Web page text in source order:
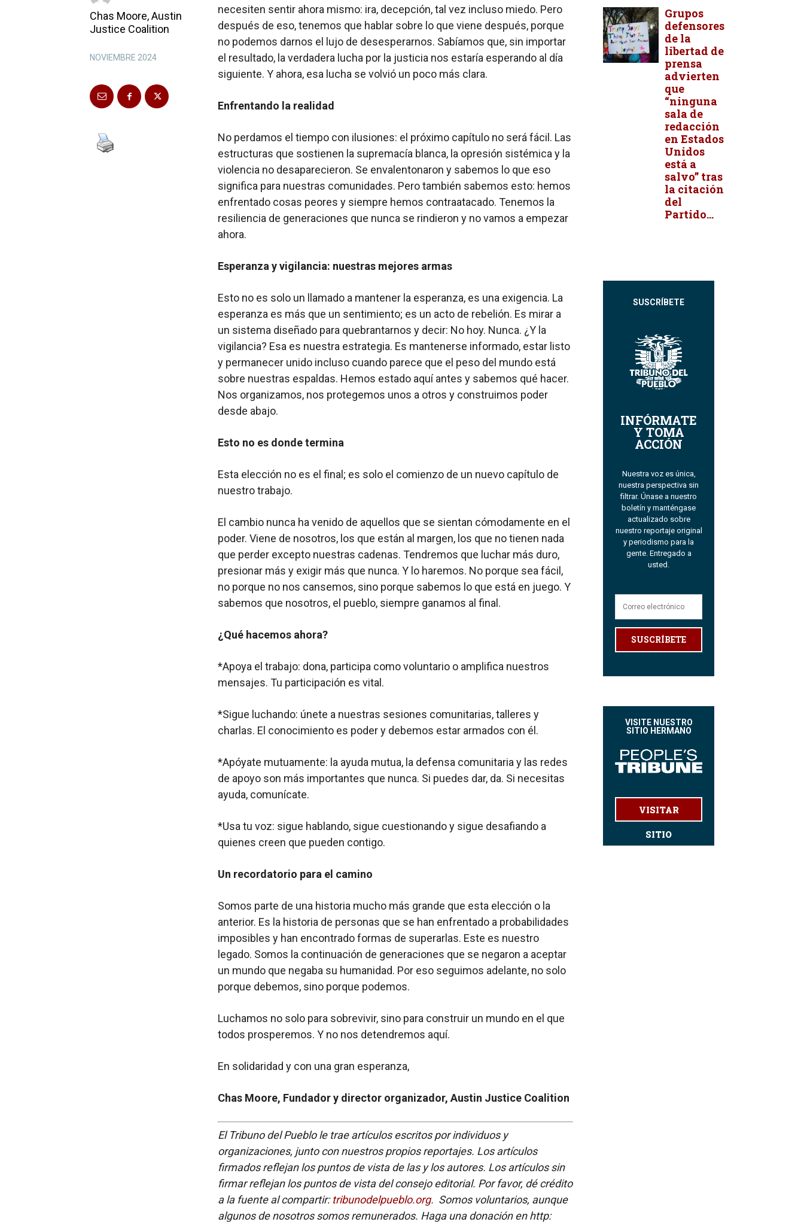
Chas Moore, Austin
Justice Coalition
NOVIEMBRE 2024
necesiten sentir ahora mismo: ira, decepción, tal vez incluso miedo. Pero
después de eso, tenemos que hablar sobre lo que viene después, porque
no podemos darnos el lujo de desesperarnos. Sabíamos que, sin importar
el resultado, la verdadera lucha por la justicia nos estaría esperando al día
siguiente. Y ahora, esa lucha se volvió un poco más clara.
Enfrentando la realidad
No perdamos el tiempo con ilusiones: el próximo capítulo no será fácil. Las
estructuras que sostienen la supremacía blanca, la opresión sistémica y la
violencia no desaparecieron. Se envalentonaron y sabemos lo que eso
significa para nuestras comunidades. Pero también sabemos esto: hemos
enfrentado cosas peores y siempre hemos contraatacado. Tenemos la
resiliencia de generaciones que nunca se rindieron y no vamos a empezar
ahora.
Esperanza y vigilancia: nuestras mejores armas
Esto no es solo un llamado a mantener la esperanza, es una exigencia. La
esperanza es más que un sentimiento; es un acto de rebelión. Es mirar a
un sistema diseñado para quebrantarnos y decir: No hoy. Nunca. ¿Y la
vigilancia? Esa es nuestra estrategia. Es mantenerse informado, estar listo
y permanecer unido incluso cuando parece que el peso del mundo está
sobre nuestras espaldas. Hemos estado aquí antes y sabemos qué hacer.
Nos organizamos, nos protegemos unos a otros y construimos poder
desde abajo.
Esto no es donde termina
Esta elección no es el final; es solo el comienzo de un nuevo capítulo de
nuestro trabajo.
El cambio nunca ha venido de aquellos que se sientan cómodamente en el
poder. Viene de nosotros, los que están al margen, los que no tienen nada
que perder excepto nuestras cadenas. Tendremos que luchar más duro,
presionar más y exigir más que nunca. Y lo haremos. No porque sea fácil,
no porque no nos cansemos, sino porque sabemos lo que está en juego. Y
sabemos que nosotros, el pueblo, siempre ganamos al final.
¿Qué hacemos ahora?
*Apoya el trabajo: dona, participa como voluntario o amplifica nuestros
mensajes. Tu participación es vital.
*Sigue luchando: únete a nuestras sesiones comunitarias, talleres y
charlas. El conocimiento es poder y debemos estar armados con él.
*Apóyate mutuamente: la ayuda mutua, la defensa comunitaria y las redes
de apoyo son más importantes que nunca. Si puedes dar, da. Si necesitas
ayuda, comunícate.
*Usa tu voz: sigue hablando, sigue cuestionando y sigue desafiando a
quienes creen que pueden contigo.
Un recordatorio para el camino
Somos parte de una historia mucho más grande que esta elección o la
anterior. Es la historia de personas que se han enfrentado a probabilidades
imposibles y han encontrado formas de superarlas. Este es nuestro
legado. Somos la continuación de generaciones que se negaron a aceptar
un mundo que negaba su humanidad. Por eso seguimos adelante, no solo
porque debemos, sino porque podemos.
Luchamos no solo para sobrevivir, sino para construir un mundo en el que
todos prosperemos. Y no nos detendremos aquí.
En solidaridad y con una gran esperanza,
Chas Moore, Fundador y director organizador, Austin Justice Coalition
El Tribuno del Pueblo le trae artículos escritos por individuos y
organizaciones, junto con nuestros propios reportajes. Los artículos
firmados reflejan los puntos de vista de las y los autores. Los artículos sin
firmar reflejan los puntos de vista del consejo editorial. Por favor, dé crédito
a la fuente al compartir:tribunodelpueblo.org. Somos voluntarios, aunque
algunos de nosotros somos remunerados. Haga una donación en http:
Grupos
defensores
de la
libertad de
prensa
advierten
que
“ninguna
sala de
redacción
en Estados
Unidos
está a
salvo” tras
la citación
del
Partido...
SUSCRÍBETE
INFÓRMATE
Y TOMA
ACCIÓN
Nuestra voz es única,
nuestra perspectiva sin
filtrar. Únase a nuestro
boletín y manténgase
actualizado sobre
nuestro reportaje original
y periodismo para la
gente. Entregado a
usted.
SUSCRÍBETE
VISITE NUESTRO
SITIO HERMANO
VISITAR
SITIO